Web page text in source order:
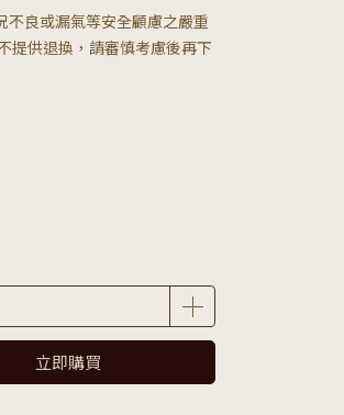
不良或漏氣等安全顧慮之嚴重
提供退換，請審慎考慮後再下
立即購買